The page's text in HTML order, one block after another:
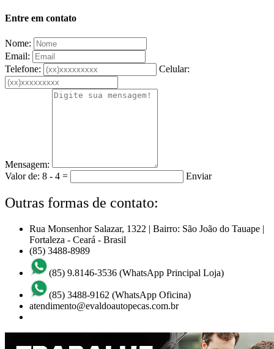
Entre em contato
Nome:
Email:
Telefone:
Celular:
Mensagem:
Valor de: 8 - 4 =
Enviar
Outras formas de contato:
Rua Monsenhor Salazar, 1322 | Bairro: São João do Tauape |
Fortaleza - Ceará - Brasil
(85) 3488-8989
(85) 9.8146-3536 (WhatsApp Principal Loja)
(85) 3488-9162 (WhatsApp Oficina)
atendimento@evaldoautopecas.com.br